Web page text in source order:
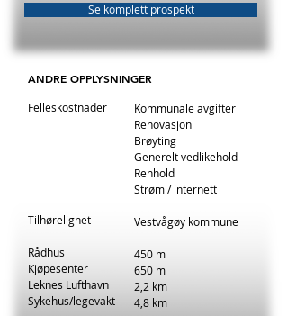
Se komplett prospekt
ANDRE OPPLYSNINGER
Felleskostnader
Tilhørelighet
Rådhus
Kjøpesenter
Leknes Lufthavn
Sykehus/legevakt
Kommunale avgifter
Renovasjon
Brøyting
Generelt vedlikehold
Renhold
Strøm / internett
Vestvågøy kommune
450 m
650 m
2,2 km
4,8 km